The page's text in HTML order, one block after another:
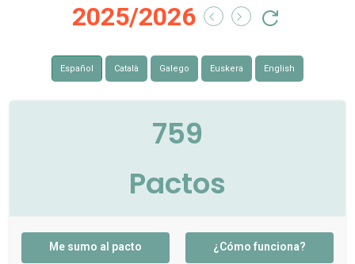
2025/2026
Español Català Galego Euskera English
759
Pactos
Me sumo al pacto ¿Cómo funciona?